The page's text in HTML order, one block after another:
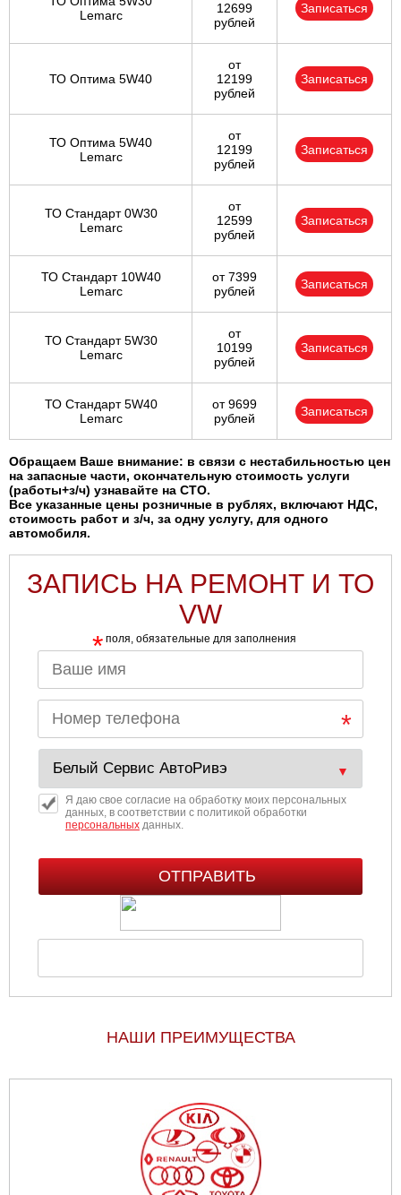
Lemarc
12699
рублей
Записаться
ТО Оптима 5W40
от
12199
рублей
Записаться
ТО Оптима 5W40
Lemarc
от
12199
рублей
Записаться
ТО Стандарт 0W30
Lemarc
от
12599
рублей
Записаться
ТО Стандарт 10W40
Lemarc
от 7399
рублей
Записаться
ТО Стандарт 5W30
Lemarc
от
10199
рублей
Записаться
ТО Стандарт 5W40
Lemarc
от 9699
рублей
Записаться
Обращаем Ваше внимание: в связи с нестабильностью цен
на запасные части, окончательную стоимость услуги
(работы+з/ч) узнавайте на СТО.
Все указанные цены розничные в рублях, включают НДС,
стоимость работ и з/ч, за одну услугу, для одного
автомобиля.
ЗАПИСЬ НА РЕМОНТ И ТО
VW
* поля, обязательные для заполнения
Я даю свое согласие на обработку моих персональных
данных, в соответствии с политикой обработки
персональныхданных.
НАШИ ПРЕИМУЩЕСТВА